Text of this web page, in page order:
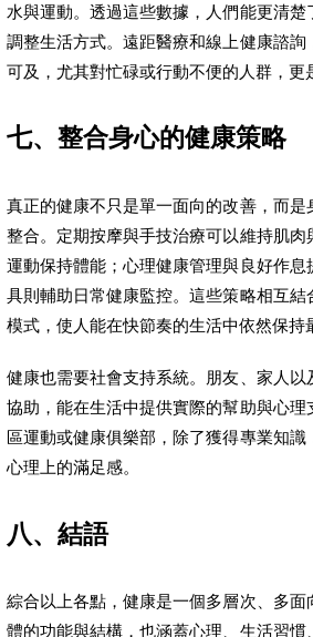
水與運動。透過這些數據，人們能更清
調整生活方式。遠距醫療和線上健康諮詢
可及，尤其對忙碌或行動不便的人群，更
七、整合身心的健康策略
真正的健康不只是單一面向的改善，而是
整合。定期按摩與手技治療可以維持肌
運動保持體能；心理健康管理與良好作息
具則輔助日常健康監控。這些策略相互結
模式，使人能在快節奏的生活中依然保持
健康也需要社會支持系統。朋友、家人以
協助，能在生活中提供實際的幫助與心理
區運動或健康俱樂部，除了獲得專業知識
心理上的滿足感。
八、結語
綜合以上各點，健康是一個多層次、多面
體的功能與結構，也涵蓋心理、生活習慣